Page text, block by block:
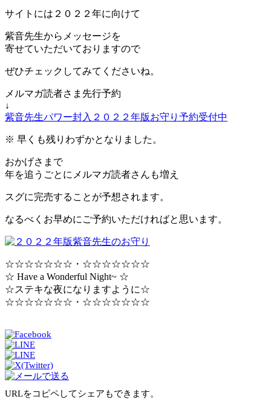
サイトには２０２２年に向けて
紫音先生からメッセージを
寄せていただいておりますので
ぜひチェックしてみてくださいね。
メルマガ読者さま先行予約
↓
紫音先生パワー封入２０２２年版お守り予約受付中
※ 早くも残りわずかとなりました。
おかげさまで
年を追うごとにメルマガ読者さんも増え
スグに完売することが予想されます。
なるべくお早めにご予約いただければと思います。
☆☆☆☆☆☆☆・☆☆☆☆☆☆☆
☆ Have a Wonderful Night~ ☆
☆ステキな夜になりますように☆
☆☆☆☆☆☆☆・☆☆☆☆☆☆☆
URLをコピペしてシェアもできます。